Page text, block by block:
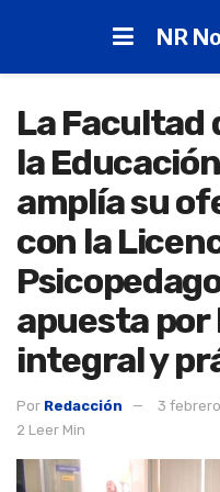
NR
La Facultad
la
amplía su
con la
apuesta
integral y
Por Redacción
3
2 Leer Min